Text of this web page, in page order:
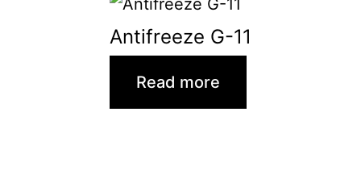
Antifreeze G-11
Read more